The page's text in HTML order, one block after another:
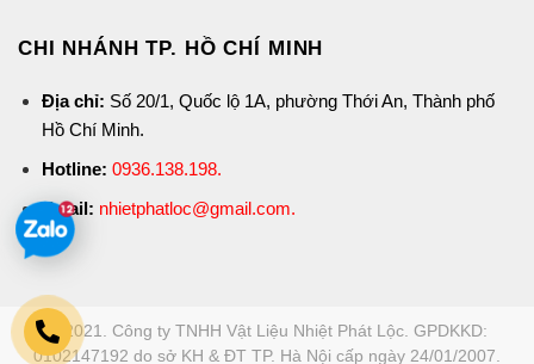
CHI NHÁNH TP. HỒ CHÍ MINH
Địa chỉ: Số 20/1, Quốc lộ 1A, phường Thới An, Thành phố
Hồ Chí Minh.
Hotline: 0936.138.198.
Email: nhietphatloc@gmail.com.
© 2021. Công ty TNHH Vật Liệu Nhiệt Phát Lộc. GPDKKD:
0102147192 do sở KH & ĐT TP. Hà Nội cấp ngày 24/01/2007.